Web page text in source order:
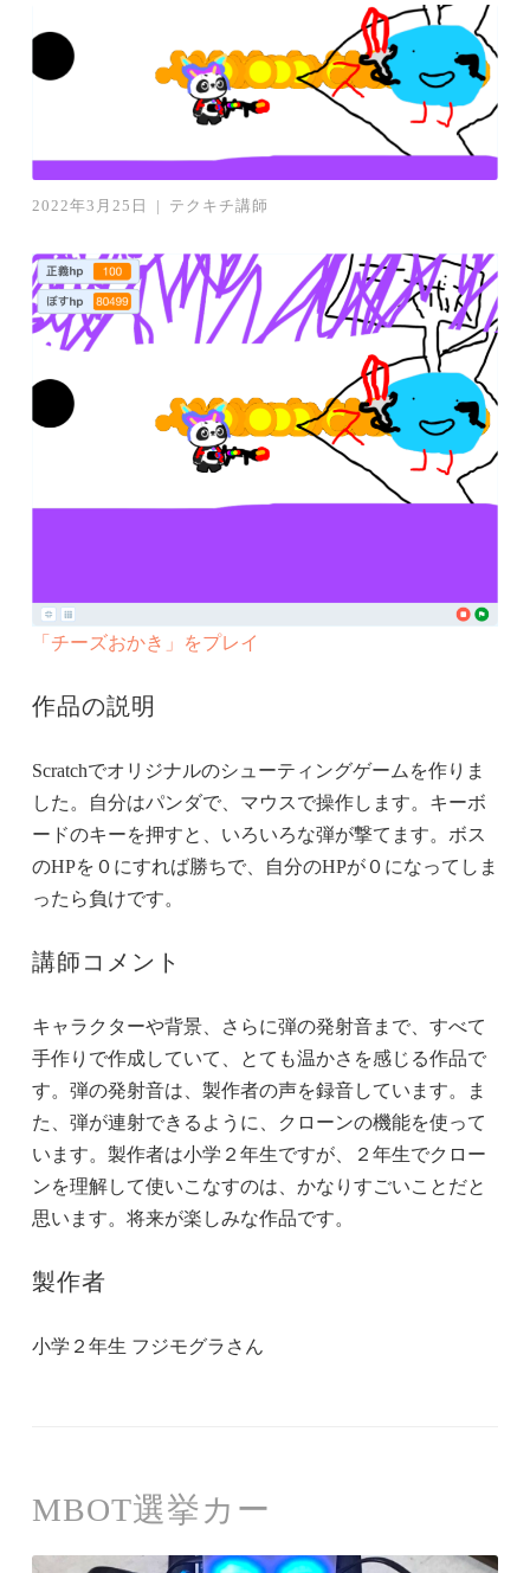
2022年3月25日 | テクキチ講師
「チーズおかき」をプレイ
作品の説明
Scratchでオリジナルのシューティングゲームを作りま
した。自分はパンダで、マウスで操作します。キーボ
ードのキーを押すと、いろいろな弾が撃てます。ボス
のHPを０にすれば勝ちで、自分のHPが０になってしま
ったら負けです。
講師コメント
キャラクターや背景、さらに弾の発射音まで、すべて
手作りで作成していて、とても温かさを感じる作品で
す。弾の発射音は、製作者の声を録音しています。ま
た、弾が連射できるように、クローンの機能を使って
います。製作者は小学２年生ですが、２年生でクロー
ンを理解して使いこなすのは、かなりすごいことだと
思います。将来が楽しみな作品です。
製作者
小学２年生 フジモグラさん
MBOT選挙カー